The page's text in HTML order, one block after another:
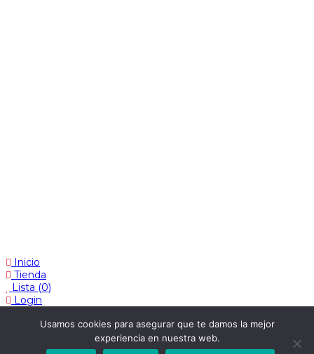
Inicio
Tienda
Lista (0)
Login
No hay productos en el carrito.
Usamos cookies para asegurar que te damos la mejor
experiencia en nuestra web.